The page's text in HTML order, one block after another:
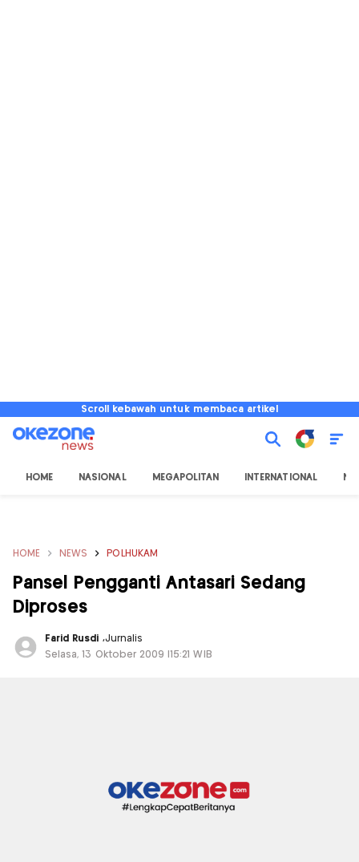
Scroll kebawah untuk membaca artikel
HOME NASIONAL MEGAPOLITAN INTERNATIONAL
HOME NEWS POLHUKAM
Pansel Pengganti Antasari Sedang
Diproses
Farid Rusdi ,Jurnalis
Selasa, 13 Oktober 2009 |15:21 WIB